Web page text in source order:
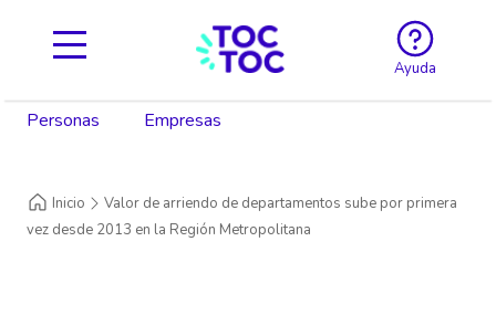
Ayuda
Personas Empresas
Inicio
Valor de arriendo de departamentos sube por primera
vez desde 2013 en la Región Metropolitana